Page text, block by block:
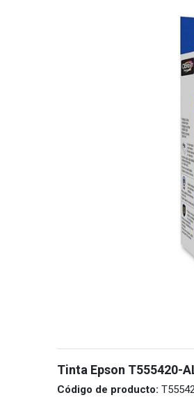
Tinta Epson T555420-
Código de producto: